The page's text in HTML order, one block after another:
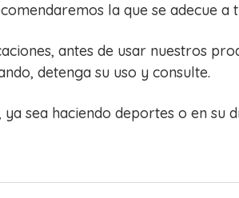
la que se adecue a
antes de usar nuestros
detenga su uso y consulte.
sea haciendo deportes o en su